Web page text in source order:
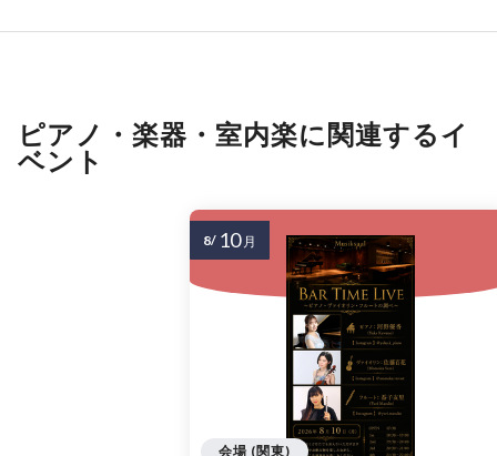
ピアノ・楽器・室内楽に関連するイ
ベント
会場 (関東)
8/ 10 月